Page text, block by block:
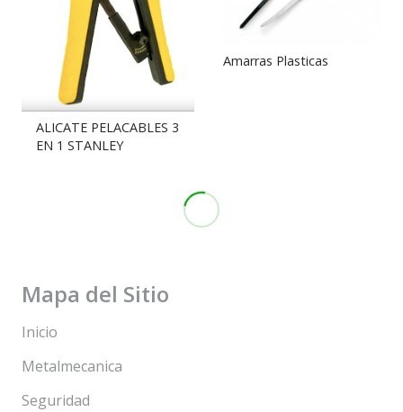
ALICATE PELACABLES 3
EN 1 STANLEY
Amarras Plasticas
Mapa del Sitio
Inicio
Metalmecanica
Seguridad